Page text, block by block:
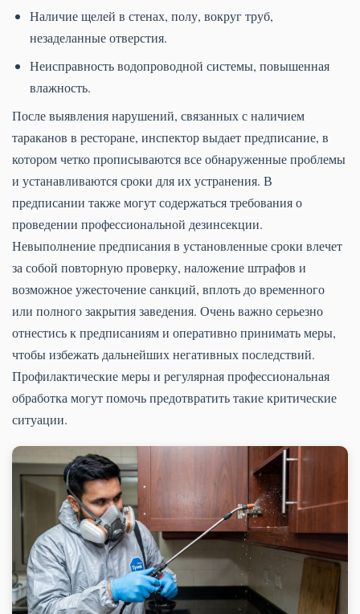
Наличие щелей в стенах, полу, вокруг труб,
незаделанные отверстия.
Неисправность водопроводной системы, повышенная
влажность.
После выявления нарушений, связанных с наличием
тараканов в ресторане, инспектор выдает предписание, в
котором четко прописываются все обнаруженные проблемы
и устанавливаются сроки для их устранения. В
предписании также могут содержаться требования о
проведении профессиональной дезинсекции.
Невыполнение предписания в установленные сроки влечет
за собой повторную проверку, наложение штрафов и
возможное ужесточение санкций, вплоть до временного
или полного закрытия заведения. Очень важно серьезно
отнестись к предписаниям и оперативно принимать меры,
чтобы избежать дальнейших негативных последствий.
Профилактические меры и регулярная профессиональная
обработка могут помочь предотвратить такие критические
ситуации.